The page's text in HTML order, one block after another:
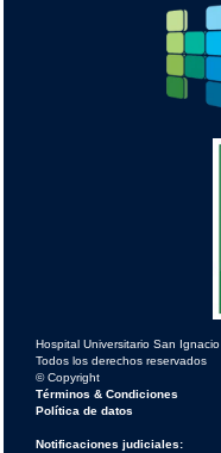
Hospital Universitario San Ignacio
Todos los derechos reservados
© Copyright
Términos & Condiciones
Política de datos
Notificaciones judiciales: